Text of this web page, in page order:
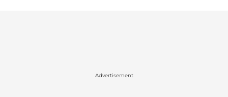
Advertisement